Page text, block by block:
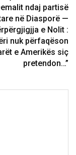
ndaj partisë
në Diasporë —
e Nolit :
nuk përfaqëson
e Amerikës siç
pretendon…”